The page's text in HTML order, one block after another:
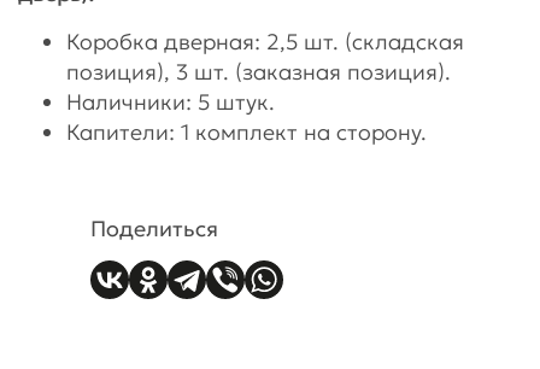
Коробка дверная: 2,5 шт. (складская
позиция), 3 шт. (заказная позиция).
Наличники: 5 штук.
Капители: 1 комплект на сторону.
Поделиться